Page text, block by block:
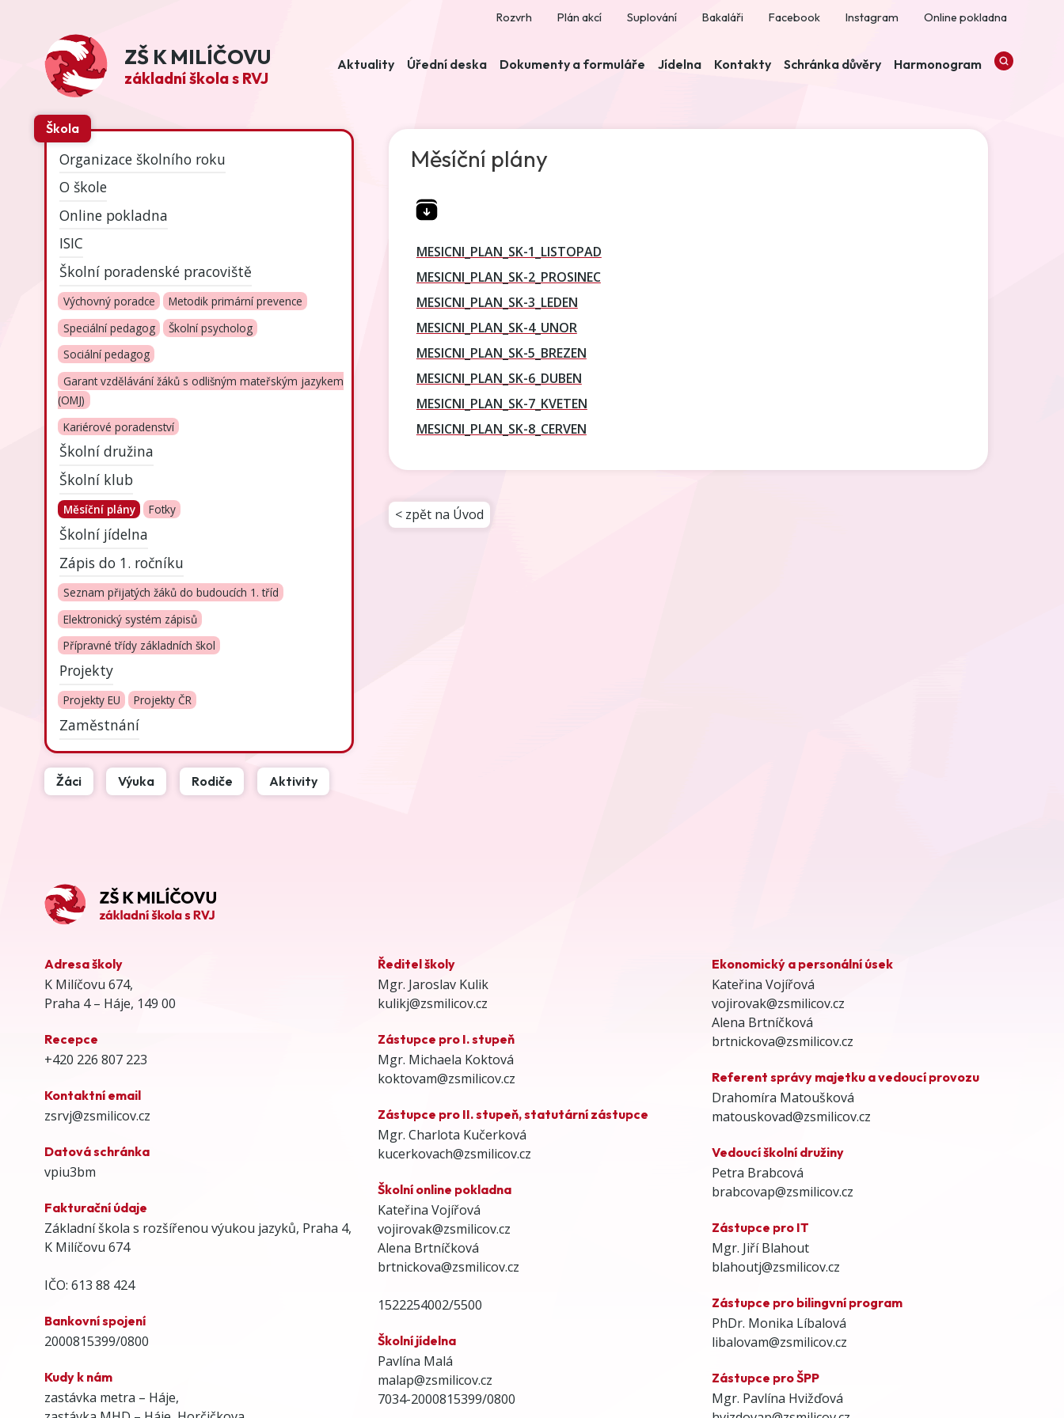
ZŠ K MILÍČOVU
základní škola s RVJ
Rozvrh Plán akcí Suplování Bakaláři Facebook Instagram Online pokladna
Aktuality Úřední deska Dokumenty a formuláře Jídelna Kontakty Schránka důvěry Harmonogram
Škola
Organizace školního roku
O škole
Online pokladna
ISIC
Školní poradenské pracoviště
Výchovný poradce
Metodik primární prevence
Speciální pedagog
Školní psycholog
Sociální pedagog
Garant vzdělávání žáků s odlišným mateřským jazykem
(OMJ)
Kariérové poradenství
Školní družina
Školní klub
Měsíční plány Fotky
Školní jídelna
Zápis do 1. ročníku
Seznam přijatých žáků do budoucích 1. tříd
Elektronický systém zápisů
Přípravné třídy základních škol
Projekty
Projekty EU Projekty ČR
Zaměstnání
Žáci Výuka Rodiče Aktivity
Měsíční plány
MESICNI_PLAN_SK-1_LISTOPAD
MESICNI_PLAN_SK-2_PROSINEC
MESICNI_PLAN_SK-3_LEDEN
MESICNI_PLAN_SK-4_UNOR
MESICNI_PLAN_SK-5_BREZEN
MESICNI_PLAN_SK-6_DUBEN
MESICNI_PLAN_SK-7_KVETEN
MESICNI_PLAN_SK-8_CERVEN
< zpět na Úvod
Adresa školy
K Milíčovu 674,
Praha 4 – Háje, 149 00
Recepce
+420 226 807 223
Kontaktní email
zsrvj@zsmilicov.cz
Datová schránka
vpiu3bm
Fakturační údaje
Základní škola s rozšířenou výukou jazyků, Praha 4,
K Milíčovu 674
IČO: 613 88 424
Bankovní spojení
2000815399/0800
Kudy k nám
zastávka metra – Háje,
Ředitel školy
Mgr. Jaroslav Kulik
kulikj@zsmilicov.cz
Zástupce pro I. stupeň
Mgr. Michaela Koktová
koktovam@zsmilicov.cz
Zástupce pro II. stupeň, statutární zástupce
Mgr. Charlota Kučerková
kucerkovach@zsmilicov.cz
Školní online pokladna
Kateřina Vojířová
vojirovak@zsmilicov.cz
Alena Brtníčková
brtnickova@zsmilicov.cz
1522254002/5500
Školní jídelna
Pavlína Malá
malap@zsmilicov.cz
7034-2000815399/0800
Ekonomický a personální úsek
Kateřina Vojířová
vojirovak@zsmilicov.cz
Alena Brtníčková
brtnickova@zsmilicov.cz
Referent správy majetku a vedoucí provozu
Drahomíra Matoušková
matouskovad@zsmilicov.cz
Vedoucí školní družiny
Petra Brabcová
brabcovap@zsmilicov.cz
Zástupce pro IT
Mgr. Jiří Blahout
blahoutj@zsmilicov.cz
Zástupce pro bilingvní program
PhDr. Monika Líbalová
libalovam@zsmilicov.cz
Zástupce pro ŠPP
Mgr. Pavlína Hvižďová